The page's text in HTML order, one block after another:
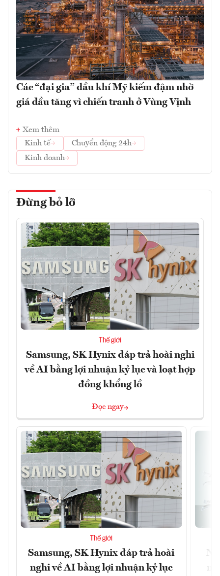
Các “đại gia” dầu khí Mỹ kiếm đậm nhờ
giá dầu tăng vì chiến tranh ở Vùng Vịnh
Xem thêm
Kinh tế
Chuyển động 24h
Kinh doanh
Đừng bỏ lỡ
Thế giới
Samsung, SK Hynix đáp trả hoài nghi
về AI bằng lợi nhuận kỷ lục và loạt hợp
đồng khổng lồ
Đọc ngay
Thế giới
Samsung, SK Hynix đáp trả hoài
nghi về AI bằng lợi nhuận kỷ lục